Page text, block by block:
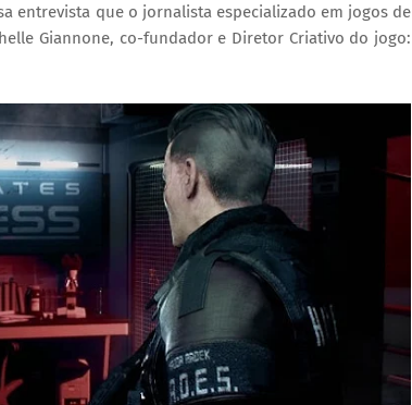
entrevista que o jornalista especializado em jogos de
Giannone, co-fundador e Diretor Criativo do jogo: